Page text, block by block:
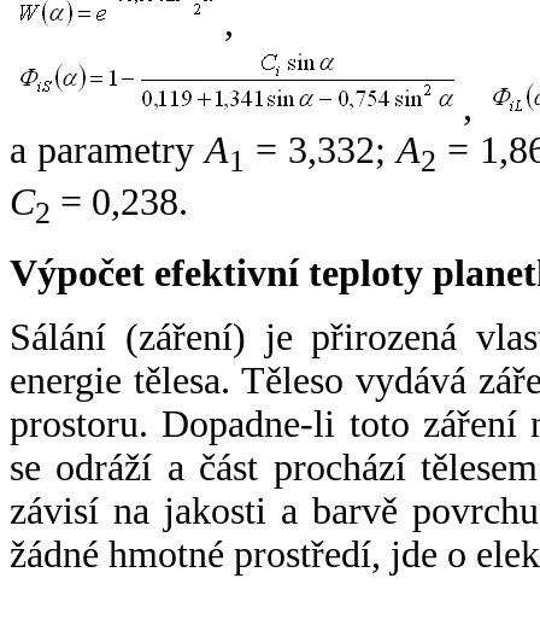
,
,
a parametryA1 = 3,332;A2 =
C2 = 0,238.
Výpočet efektivní teploty
Sálání (záření) je přirozená
energie tělesa. Těleso vydává
prostoru. Dopadne-li toto záření
se odráží a část prochází
závisí na jakosti a barvě
žádné hmotné prostředí, jde o